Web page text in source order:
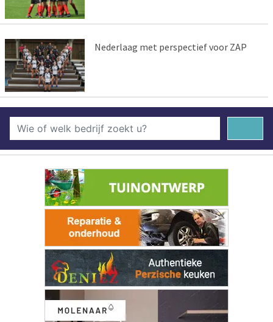
Nederlaag met perspectief voor ZAP